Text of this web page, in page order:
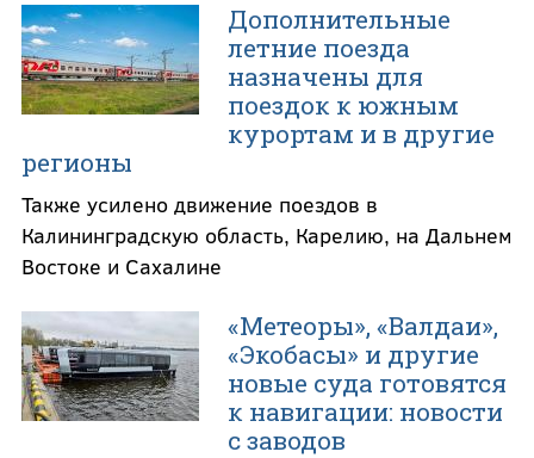
Дополнительные
летние поезда
назначены для
поездок к южным
курортам и в другие
регионы
Также усилено движение поездов в
Калининградскую область, Карелию, на Дальнем
Востоке и Сахалине
«Метеоры», «Валдаи»,
«Экобасы» и другие
новые суда готовятся
к навигации: новости
с заводов